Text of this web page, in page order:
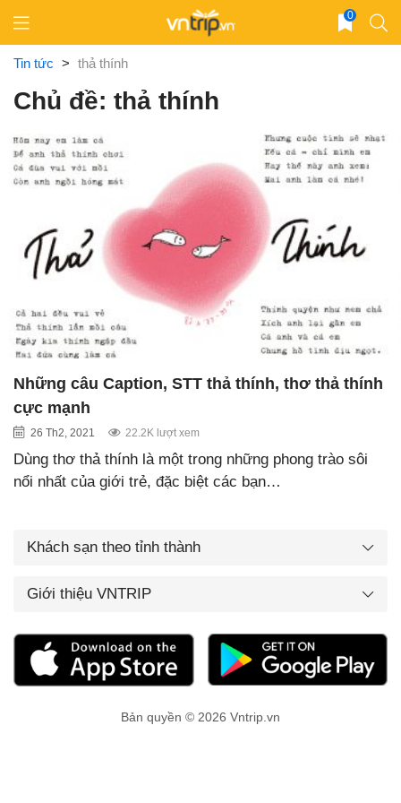
content
0
Tin tức > thả thính
Chủ đề: thả thính
Những câu Caption, STT thả thính, thơ thả thính
cực mạnh
26 Th2, 2021 22.2K lượt xem
Dùng thơ thả thính là một trong những phong trào sôi
nổi nhất của giới trẻ, đặc biệt các bạn…
Khách sạn theo tỉnh thành
Giới thiệu VNTRIP
Bản quyền © 2026 Vntrip.vn